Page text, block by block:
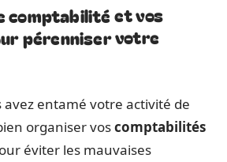
comptabilité et vos
pérenniser votre
avez entamé votre activité de
organiser voscomptabilités
éviter les mauvaises